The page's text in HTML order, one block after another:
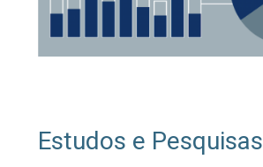
Estudos e Pesquisas